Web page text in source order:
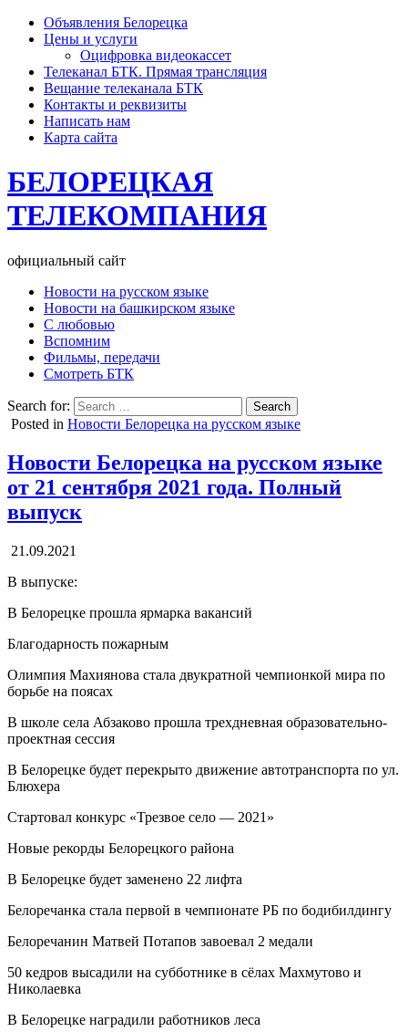
Объявления Белорецка
Цены и услуги
Оцифровка видеокассет
Телеканал БТК. Прямая трансляция
Вещание телеканала БТК
Контакты и реквизиты
Написать нам
Карта сайта
БЕЛОРЕЦКАЯ
ТЕЛЕКОМПАНИЯ
официальный сайт
Новости на русском языке
Новости на башкирском языке
С любовью
Вспомним
Фильмы, передачи
Смотреть БТК
Search for:
Posted in Новости Белорецка на русском языке
Новости Белорецка на русском языке
от 21 сентября 2021 года. Полный
выпуск
21.09.2021
В выпуске:
В Белорецке прошла ярмарка вакансий
Благодарность пожарным
Олимпия Махиянова стала двукратной чемпионкой мира по
борьбе на поясах
В школе села Абзаково прошла трехдневная образовательно-
проектная сессия
В Белорецке будет перекрыто движение автотранспорта по ул.
Блюхера
Стартовал конкурс «Трезвое село — 2021»
Новые рекорды Белорецкого района
В Белорецке будет заменено 22 лифта
Белоречанка стала первой в чемпионате РБ по бодибилдингу
Белоречанин Матвей Потапов завоевал 2 медали
50 кедров высадили на субботнике в сёлах Махмутово и
Николаевка
В Белорецке наградили работников леса